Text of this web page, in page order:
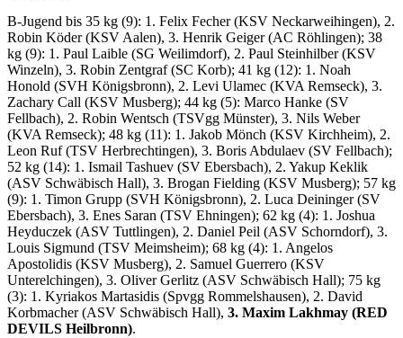
B-Jugend bis 35 kg (9): 1. Felix Fecher (KSV Neckarweihingen), 2.
Robin Köder (KSV Aalen), 3. Henrik Geiger (AC Röhlingen); 38
kg (9): 1. Paul Laible (SG Weilimdorf), 2. Paul Steinhilber (KSV
Winzeln), 3. Robin Zentgraf (SC Korb); 41 kg (12): 1. Noah
Honold (SVH Königsbronn), 2. Levi Ulamec (KVA Remseck), 3.
Zachary Call (KSV Musberg); 44 kg (5): Marco Hanke (SV
Fellbach), 2. Robin Wentsch (TSVgg Münster), 3. Nils Weber
(KVA Remseck); 48 kg (11): 1. Jakob Mönch (KSV Kirchheim), 2.
Leon Ruf (TSV Herbrechtingen), 3. Boris Abdulaev (SV Fellbach);
52 kg (14): 1. Ismail Tashuev (SV Ebersbach), 2. Yakup Keklik
(ASV Schwäbisch Hall), 3. Brogan Fielding (KSV Musberg); 57 kg
(9): 1. Timon Grupp (SVH Königsbronn), 2. Luca Deininger (SV
Ebersbach), 3. Enes Saran (TSV Ehningen); 62 kg (4): 1. Joshua
Heyduczek (ASV Tuttlingen), 2. Daniel Peil (ASV Schorndorf), 3.
Louis Sigmund (TSV Meimsheim); 68 kg (4): 1. Angelos
Apostolidis (KSV Musberg), 2. Samuel Guerrero (KSV
Unterelchingen), 3. Oliver Gerlitz (ASV Schwäbisch Hall); 75 kg
(3): 1. Kyriakos Martasidis (Spvgg Rommelshausen), 2. David
Korbmacher (ASV Schwäbisch Hall), 3. Maxim Lakhmay (RED
DEVILS Heilbronn).